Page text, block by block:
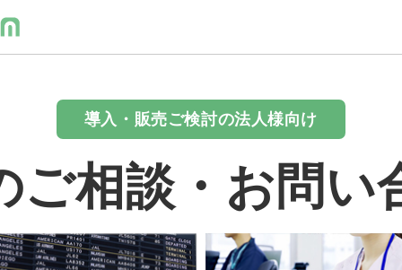
導入・販売ご検討の法人様向け
ご相談・お問い